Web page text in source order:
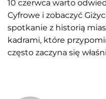
10 czerwca warto
Cyfrowe i zobaczyć
spotkanie z historią
kadrami, które
często zaczyna się